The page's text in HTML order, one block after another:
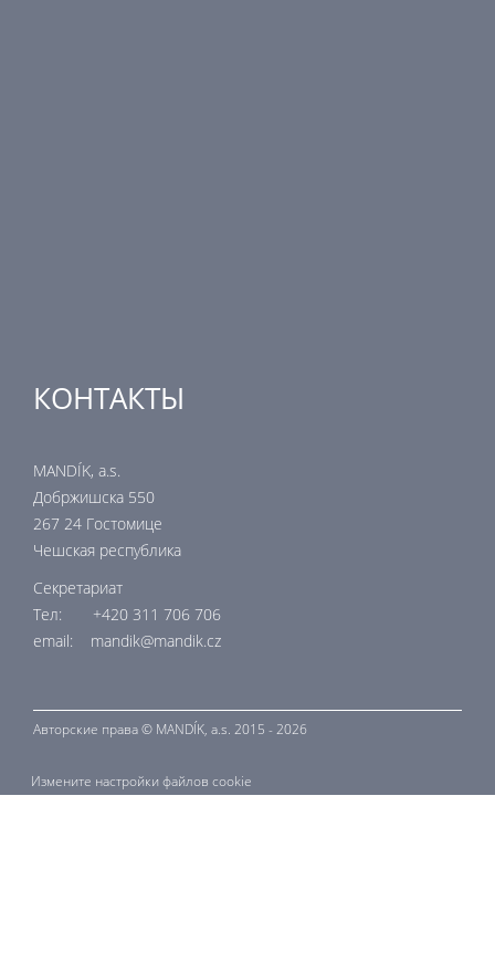
КОНТАКТЫ
MANDÍK, a.s.
Добржишска 550
267 24 Гостомице
Чешская республика
Секретариат
Тел: +420 311 706 706
email: mandik@mandik.cz
Авторские права © MANDÍK, a.s. 2015 - 2026
Измените настройки файлов cookie